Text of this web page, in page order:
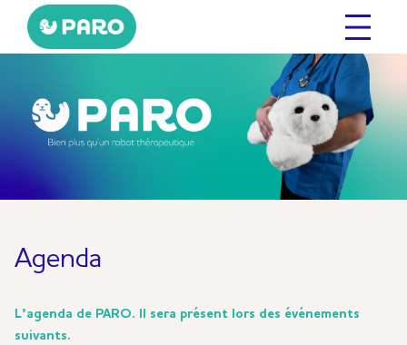
Agenda
L’agenda de PARO. Il sera présent lors des événements
suivants.